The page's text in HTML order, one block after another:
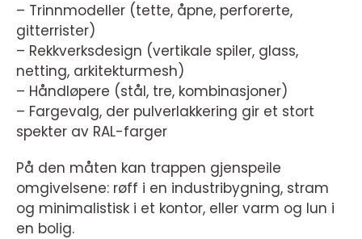
– Trinnmodeller (tette, åpne, perforerte,
gitterrister)
– Rekkverksdesign (vertikale spiler, glass,
netting, arkitekturmesh)
– Håndløpere (stål, tre, kombinasjoner)
– Fargevalg, der pulverlakkering gir et stort
spekter av RAL-farger
På den måten kan trappen gjenspeile
omgivelsene: røff i en industribygning, stram
og minimalistisk i et kontor, eller varm og lun i
en bolig.